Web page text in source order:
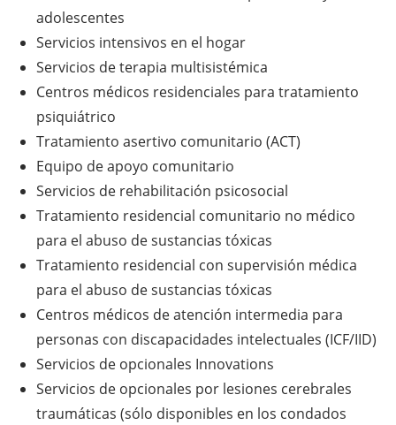
adolescentes
Servicios intensivos en el hogar
Servicios de terapia multisistémica
Centros médicos residenciales para tratamiento
psiquiátrico
Tratamiento asertivo comunitario (ACT)
Equipo de apoyo comunitario
Servicios de rehabilitación psicosocial
Tratamiento residencial comunitario no médico
para el abuso de sustancias tóxicas
Tratamiento residencial con supervisión médica
para el abuso de sustancias tóxicas
Centros médicos de atención intermedia para
personas con discapacidades intelectuales (ICF/IID)
Servicios de opcionales Innovations
Servicios de opcionales por lesiones cerebrales
traumáticas (sólo disponibles en los condados